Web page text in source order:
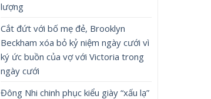
lượng
Cắt đứt với bố mẹ đẻ, Brooklyn
Beckham xóa bỏ kỷ niệm ngày cưới vì
ký ức buồn của vợ với Victoria trong
ngày cưới
Đông Nhi chinh phục kiểu giày “xấu lạ”